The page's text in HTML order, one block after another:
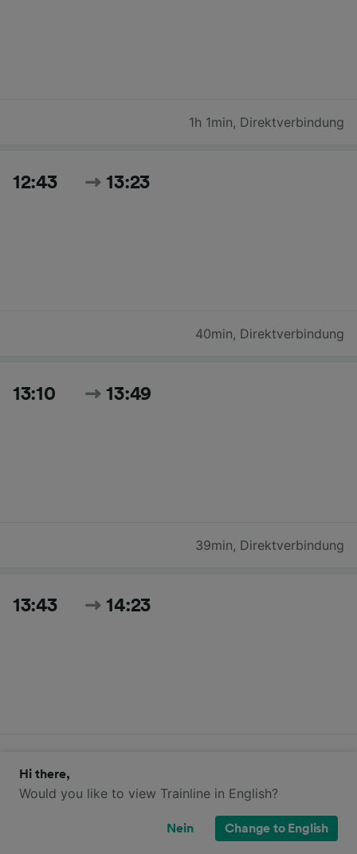
1h 1min, Direktverbindung
12:43 13:23
40min, Direktverbindung
13:10 13:49
39min, Direktverbindung
13:43 14:23
Hi there,
Would you like to view Trainline in English?
Nein Change to English